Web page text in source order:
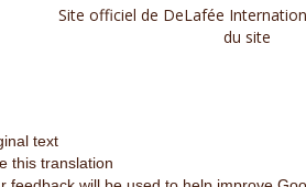
Site officiel de DeLafée
du site
text
this translation